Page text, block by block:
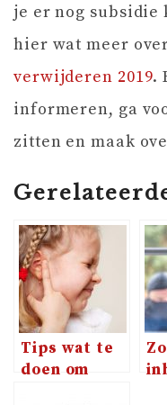
je er nog
hier wat meer
verwijderen 2019.
informeren, ga
zitten en maak
Tips wat te
doen om